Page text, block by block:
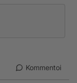
Kommentoi